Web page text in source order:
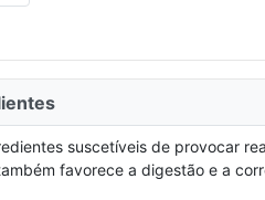
suscetíveis de provocar
favorece a digestão e a